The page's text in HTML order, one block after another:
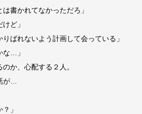
書かれてなかっただろ」
ど」
ばれないよう計画して会っている」
な…」
か、心配する２人。
が…
」